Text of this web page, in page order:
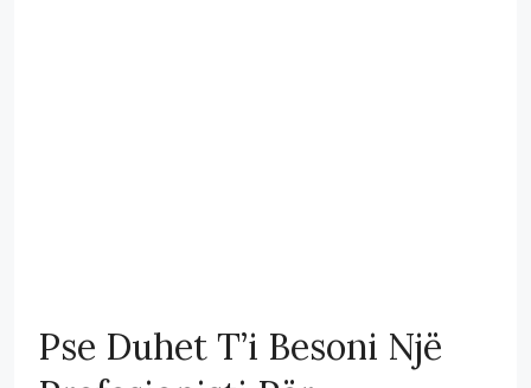
Pse Duhet T’i Besoni Një